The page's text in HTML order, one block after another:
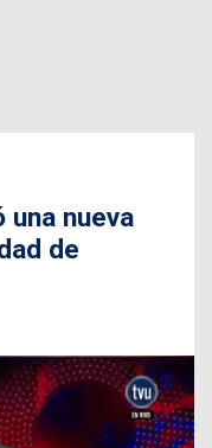
una nueva
de